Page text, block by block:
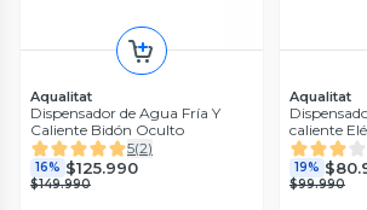
Aqualitat
Dispensador de Agua Fría Y
Caliente Bidón Oculto
5(2)
16% $125.990
$149.990
Aqualitat
caliente
19%
$99.990